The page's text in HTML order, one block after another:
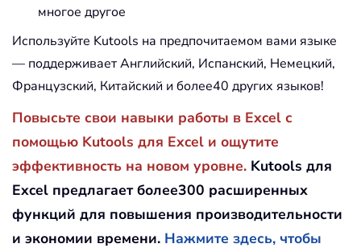
многое другое
Используйте Kutools на предпочитаемом вами языке
— поддерживает Английский, Испанский, Немецкий,
Французский, Китайский и более40 других языков!
Повысьте свои навыки работы в Excel с
помощью Kutools для Excel и ощутите
эффективность на новом уровне. Kutools для
Excel предлагает более300 расширенных
функций для повышения производительности
и экономии времени. Нажмите здесь, чтобы